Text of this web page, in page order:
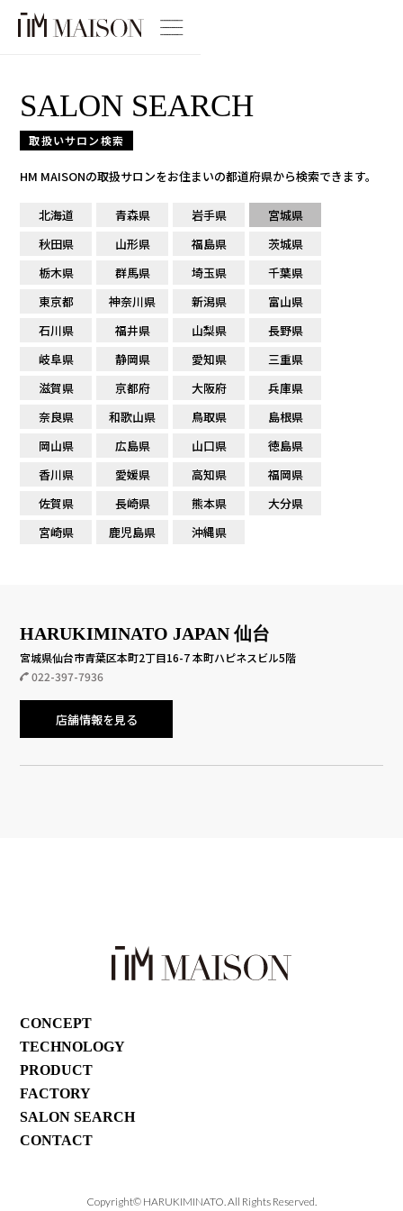
SALON SEARCH
取扱いサロン検索
HM MAISONの取扱サロンをお住まいの都道府県から検索できます。
北海道 青森県 岩手県
宮城県
秋田県
山形県 福島県
茨城県
栃木県
群馬県 埼玉県
千葉県
東京都
神奈川県 新潟県
富山県
石川県
福井県 山梨県
長野県
岐阜県
静岡県 愛知県
三重県
滋賀県
京都府 大阪府
兵庫県
奈良県
和歌山県 鳥取県
島根県
岡山県
広島県 山口県
徳島県
香川県
愛媛県 高知県
福岡県
佐賀県
長崎県 熊本県
大分県
宮崎県
鹿児島県 沖縄県
HARUKIMINATO JAPAN 仙台
宮城県仙台市青葉区本町2丁目16-7 本町ハピネスビル5階
022-397-7936
店舗情報を見る
CONCEPT
TECHNOLOGY
PRODUCT
FACTORY
SALON SEARCH
CONTACT
Copyright©︎ HARUKIMINATO. All Rights Reserved.